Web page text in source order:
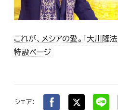
これが、メシアの愛。「大川
特設ページ
シェア：